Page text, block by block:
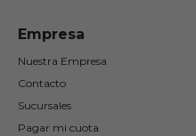
Empresa
Nuestra Empresa
Contacto
Sucursales
Pagar mi cuota